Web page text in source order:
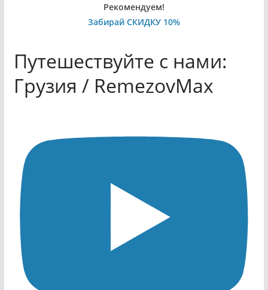
Рекомендуем!
Забирай СКИДКУ 10%
Путешествуйте с нами:
Грузия / RemezovMax